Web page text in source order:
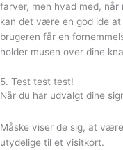
farver, men hvad med, når
kan det være en god ide
brugeren får en
holder musen over dine
5. Test test test!⁠⁠
Når du har udvalgt dine
Måske viser de sig, at
utydelige til et visitkort.